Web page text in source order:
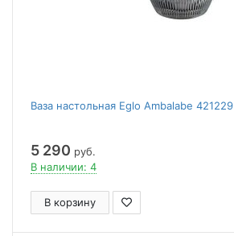
Ваза настольная Eglo Ambalabe 421229
5 290 руб.
В наличии: 4
В корзину